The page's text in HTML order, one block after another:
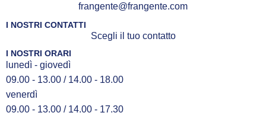
frangente@frangente.com
I NOSTRI CONTATTI
Scegli il tuo contatto
I NOSTRI ORARI
lunedì - giovedì
09.00 - 13.00 / 14.00 - 18.00
venerdì
09.00 - 13.00 / 14.00 - 17.30